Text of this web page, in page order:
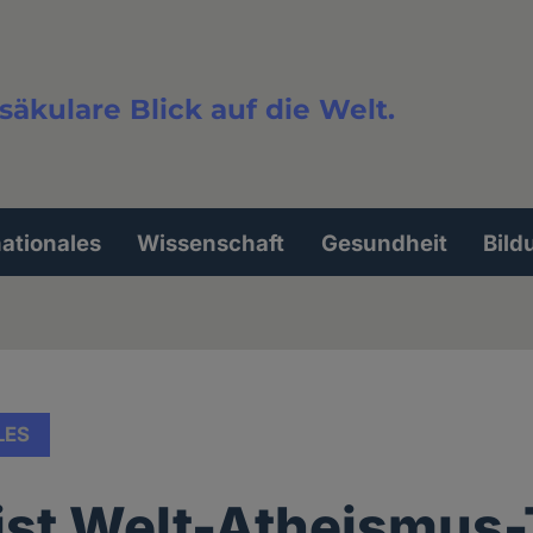
Blick auf die Welt.
Wissenschaft Gesundheit